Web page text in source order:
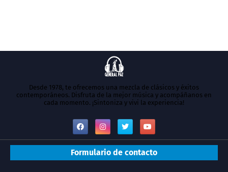
Desde 1978, te ofrecemos una mezcla de clásicos y éxitos
contemporáneos. Disfruta de la mejor música y acompáñanos en
cada momento. ¡Sintoniza y vivi la experiencia!
Formulario de contacto